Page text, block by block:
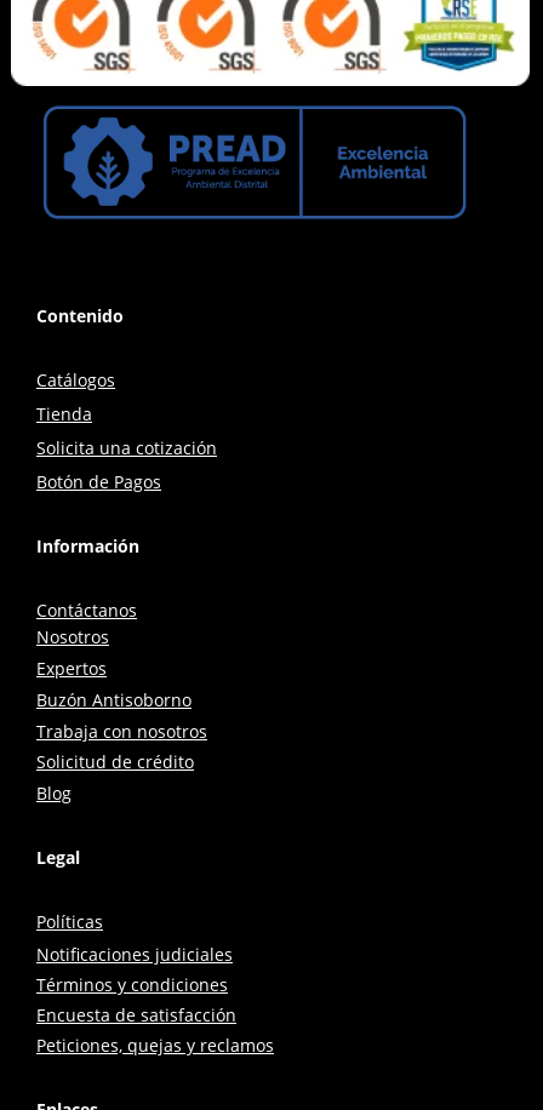
Contenido
Catálogos
Tienda
Solicita una cotización
Botón de Pagos
Información
Contáctanos
Nosotros
Expertos
Buzón Antisoborno
Trabaja con nosotros
Solicitud de crédito
Blog
Legal
Políticas
Notificaciones judiciales
Términos y condiciones
Encuesta de satisfacción
Peticiones, quejas y reclamos